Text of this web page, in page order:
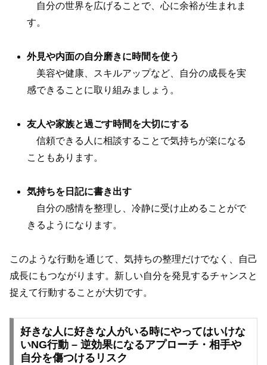
自分の世界を広げることで、心に余裕が生まれま
す。
外見や内面の自分磨きに時間を使う
美容や健康、スキルアップなど、自分の成長を実
感できることに取り組みましょう。
友人や家族と過ごす時間を大切にする
信頼できる人に相談することで気持ちが楽になる
こともあります。
気持ちを日記に書き出す
自分の感情を整理し、冷静に受け止めることがで
きるようになります。
このような行動を通じて、気持ちの整理だけでなく、自己
成長にもつながります。新しい自分を発見するチャンスと
捉えて行動することが大切です。
好きな人に好きな人がいる時にやってはいけな
いNG行動 – 逆効果になるアプローチ・相手や
自分を傷つけるリスク